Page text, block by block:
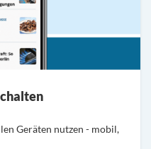
Geräten nutzen - mobil,